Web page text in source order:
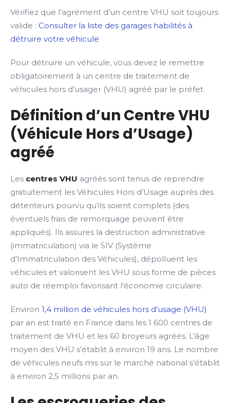
Vérifiez que l’agrément d’un centre VHU soit toujours
valide : Consulter la liste des garages habilités à
détruire votre véhicule
Pour détruire un véhicule, vous devez le remettre
obligatoirement à un centre de traitement de
véhicules hors d’usager (VHU) agréé par le préfet.
Définition d’un Centre VHU
(Véhicule Hors d’Usage)
agréé
Les centres VHU agréés sont tenus de reprendre
gratuitement les Véhicules Hors d’Usage auprès des
détenteurs pourvu qu’ils soient complets (des
éventuels frais de remorquage peuvent être
appliqués). Ils assures la destruction administrative
(immatriculation) via le SIV (Système
d’Immatriculation des Véhicules), dépolluent les
véhicules et valorisent les VHU sous forme de pièces
auto de réemploi favorisant l’économie circulaire.
Environ 1,4 million de véhicules hors d’usage (VHU)
par an est traité en France dans les 1 600 centres de
traitement de VHU et les 60 broyeurs agréés. L’âge
moyen des VHU s’établit à environ 19 ans. Le nombre
de véhicules neufs mis sur le marché national s’établit
à environ 2,5 millions par an.